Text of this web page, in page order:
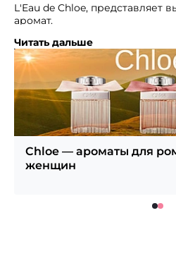
L'Eau de Chloe, представляет
аромат.
Освежающий и яркий вариант
Аромат очень свежий,
шипровый. Основные ноты
напоминающими освежающий
лепестки розы и
которые придают аромату
А теплый шлейф аромату
Читать дальше
Chloe — ароматы для
женщин